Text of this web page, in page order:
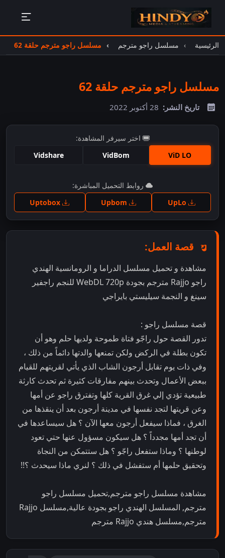
الرئيسية مسلسل راجو مترجم مسلسل راجو مترجم حلقة 62
مسلسل راجو مترجم حلقة 62
تاريخ النشر: 28 أكتوبر 2022
اختر سيرفر المشاهدة:
ViD LO
VidBom
Vidshare
اضغط للمشاهدة
روابط التحميل المباشرة:
Uptobox
قصة العمل:
مشاهدة و تحميل مسلسل الدراما و الرومانسية الهندي
راجو Rajjo مترجم بجودة WebDL 720p للنجم راجفير
سينغ و النجمة سيليستي بايراجي
قصة مسلسل راجو :
تدور القصة حول راجّو فتاة طموحة ولديها حلم وهو أن
تكون بطلة في الركض ولكن تمنعها والدتها دائماً من ذلك ،
وفي ذات يوم تقابل أرجون الشاب الذي يأتي لقريتهم للقيام
ببعض الأعمال وتحدث بينهم مفارقات كثيرة ثم تحدث كارثة
طبيعية تؤدي إلي غرق القرية كلها وتفترق راجو عن أمها
وعن قريتها لتجد نفسها في مدينة أرجون بعد أن ينقذها من
الغرق ، فماذا سيفعل أرجون معها الآن ؟ هل سيساعدها في
أن تجد أمها مجدداً ؟ هل سيكون مسؤول عنها حتي تعود
لوطنها ؟ وماذا ستفعل راجّو ؟ هل ستتمكن من النجاة
وتحقيق حلمها أم ستفشل في ذلك ؟ لنري ماذا سيحدث ؟!!
مشاهدة مسلسل راجو مترجم,تحميل مسلسل راجو
مترجم, المسلسل الهندي راجو بجودة عالية,مسلسل Rajjo
مترجم,مسلسل هندي Rajjo مترجم